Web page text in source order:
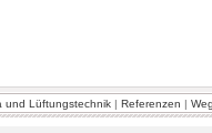
und Lüftungstechnik| Referenzen |